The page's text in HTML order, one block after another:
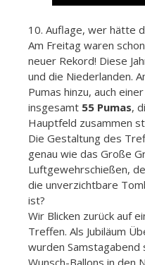
10. Auflage, wer hätte
Am Freitag waren
neuer Rekord! Diese
und die Niederlanden.
Pumas hinzu, auch
insgesamt 55 Pumas,
Hauptfeld zusammen
Die Gestaltung des
genau wie das Große
Luftgewehrschießen,
die unverzichtbare
ist?
Wir Blicken zurück auf
Treffen. Als Jubiläum
wurden
Wunsch-Ballons in den